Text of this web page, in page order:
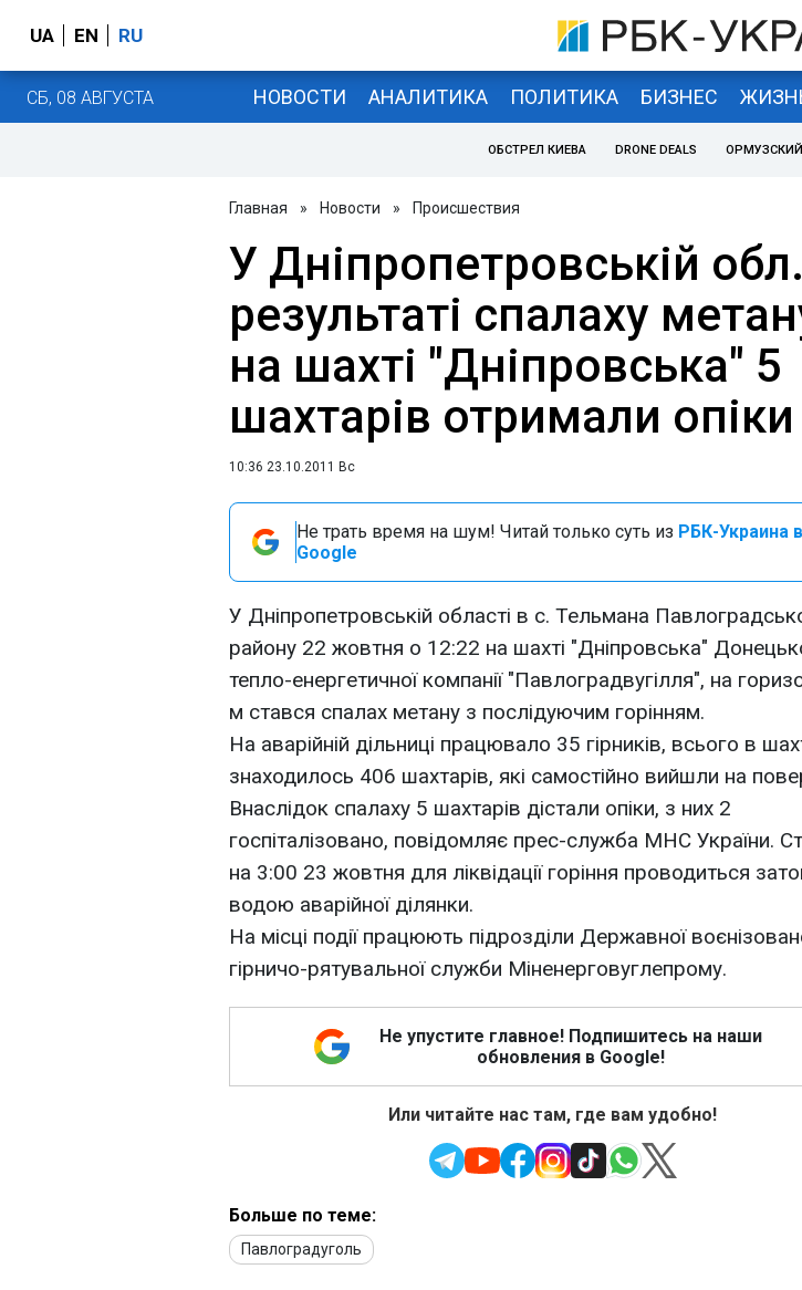
UA EN RU
СБ, 08 АВГУСТА НОВОСТИ АНАЛИТИКА ПОЛИТИКА БИЗНЕС
ОБСТРЕЛ КИЕВА DRONE DEALS
Главная » Новости » Происшествия
У Дніпропетровській
результаті спалаху
на шахті "Дніпровська" 5
шахтарів отримали опіки
10:36 23.10.2011 Вс
Не трать время на шум! Читай только суть из РБК-Украина в
Google
У Дніпропетровській області в с. Тельмана
району 22 жовтня о 12:22 на шахті "Дніпровська"
тепло-енергетичної компанії "Павлоградвугілля", на
м стався спалах метану з послідуючим горінням.
На аварійній дільниці працювало 35 гірників, всього в
знаходилось 406 шахтарів, які самостійно вийшли на
Внаслідок спалаху 5 шахтарів дістали опіки, з них 2
госпіталізовано, повідомляє прес-служба МНС України.
на 3:00 23 жовтня для ліквідації горіння проводиться
водою аварійної ділянки.
На місці події працюють підрозділи Державної
гірничо-рятувальної служби Міненерговуглепрому.
Не упустите главное! Подпишитесь на наши
обновления в Google!
Или читайте нас там, где вам удобно!
Больше по теме:
Павлоградуголь